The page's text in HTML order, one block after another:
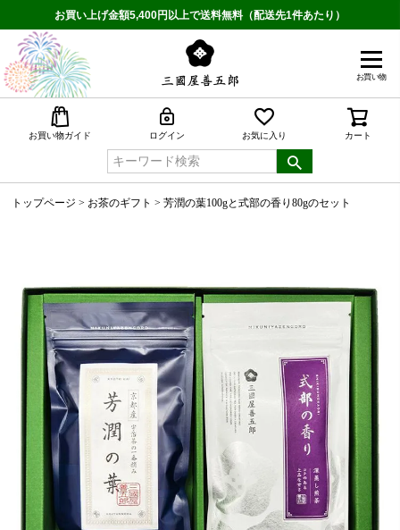
お買い上げ金額5,400円以上で送料無料（配送先1件あたり）
お買い物
お買い物ガイド ログイン お気に入り カート
トップページ お茶のギフト 芳潤の葉100gと式部の香り80gのセット